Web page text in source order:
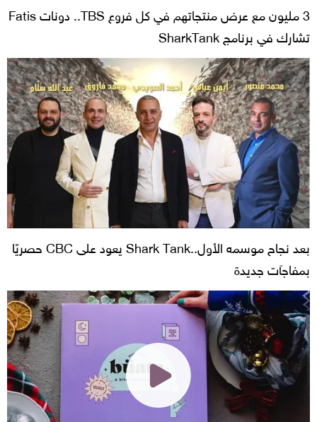
3 مليون مع عرض منتجاتهم في كل فروع TBS.. دونات Fatis
تشارك في برنامج SharkTank
بعد نجاح موسمه الأول..Shark Tank يعود على CBC حصريًا
بمفاجآت جديدة